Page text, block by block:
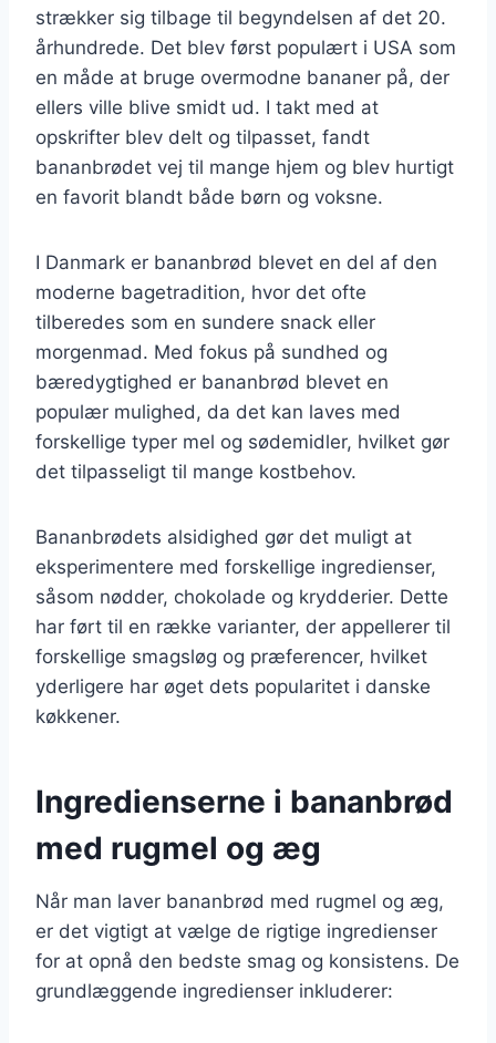
strækker sig tilbage til begyndelsen af det 20.
århundrede. Det blev først populært i USA som
en måde at bruge overmodne bananer på, der
ellers ville blive smidt ud. I takt med at
opskrifter blev delt og tilpasset, fandt
bananbrødet vej til mange hjem og blev hurtigt
en favorit blandt både børn og voksne.
I Danmark er bananbrød blevet en del af den
moderne bagetradition, hvor det ofte
tilberedes som en sundere snack eller
morgenmad. Med fokus på sundhed og
bæredygtighed er bananbrød blevet en
populær mulighed, da det kan laves med
forskellige typer mel og sødemidler, hvilket gør
det tilpasseligt til mange kostbehov.
Bananbrødets alsidighed gør det muligt at
eksperimentere med forskellige ingredienser,
såsom nødder, chokolade og krydderier. Dette
har ført til en række varianter, der appellerer til
forskellige smagsløg og præferencer, hvilket
yderligere har øget dets popularitet i danske
køkkener.
Ingredienserne i bananbrød
med rugmel og æg
Når man laver bananbrød med rugmel og æg,
er det vigtigt at vælge de rigtige ingredienser
for at opnå den bedste smag og konsistens. De
grundlæggende ingredienser inkluderer: